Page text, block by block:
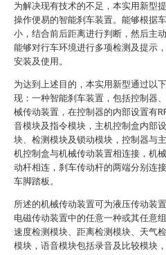
为解决现有技术的不足，本实用新型
操作便易的智能刹车装置。能够根据
小，结合前后距离进行判断，然后主
能够对行车环境进行多项检测及提示
安装及使用。
为达到上述目的，本实用新型通过以
现：一种智能刹车装置，包括控制器
械传动装置，在控制器的内部设置有
音模块及指令模块，主机控制盒内部
块、检测模块及锁动模块，控制器与
机控制盒与机械传动装置相连接，机
动杆相连，刹车传动杆的两端分别连
车脚踏板。
所述的机械传动装置可为液压传动装
电磁传动装置中的任意一种或其任意
速度检测模块、距离检测模块、天气
模块，语音模块包括录音及比较模块